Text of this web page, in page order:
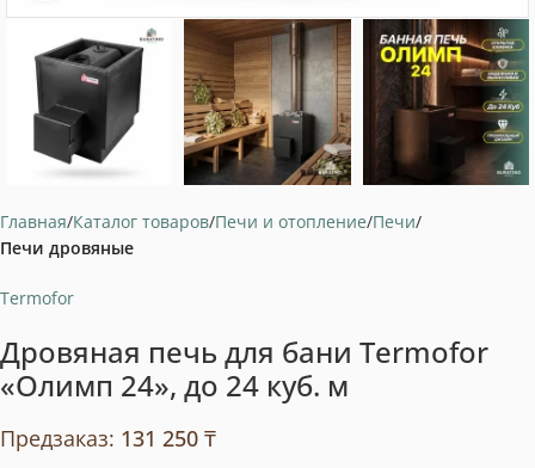
Главная Каталог товаров Печи и отопление Печи
Печи дровяные
Termofor
Дровяная печь для бани Termofor
«Олимп 24», до 24 куб. м
Предзаказ: 131 250 ₸